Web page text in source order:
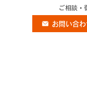
ご相談・
お問い合